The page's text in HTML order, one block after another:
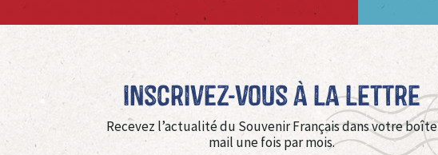
Inscrivez-vous à La Lettre
Recevez l’actualité du Souvenir Français dans votre boîte
mail une fois par mois.